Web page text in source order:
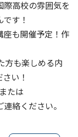
高校の雰囲気を
す！
座も開催予定！作
方も楽しめる内
い！
たは
絡ください。